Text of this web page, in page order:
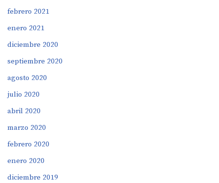
febrero 2021
enero 2021
diciembre 2020
septiembre 2020
agosto 2020
julio 2020
abril 2020
marzo 2020
febrero 2020
enero 2020
diciembre 2019